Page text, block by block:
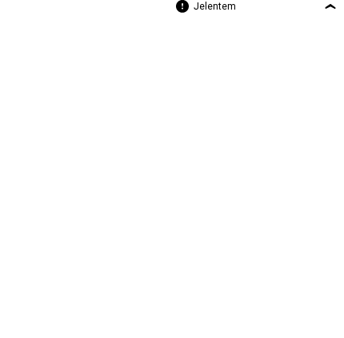
Jelentem